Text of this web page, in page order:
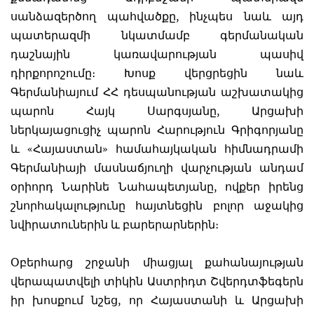
սանձազերծող պահվածքը, ինչպես նաև այդ
պատերազմի նկատմամբ գերմանական
դաշնային կառավարության պասիվ
դիրքորոշումը։ Խոսք վերցրեցին նաև
Գերմանիայում ՀՀ դեսպանության աշխատակից
պարոն Հայկ Սարգսյանը, Արցախի
ներկայացուցիչ պարոն Հարություն Գրիգորյանը
և «Հայաստան» համահայկական հիմնադրամի
Գերմանիայի մասնաճյուղի վարչության անդամ
օրիորդ Նարինե Նահապետյանը, ովքեր իրենց
շնորհակալությունը հայտնեցին բոլոր աջակից
նվիրատուներին և բարերարներին։
Օբերհարց շրջանի միացյալ քահանայության
վերապատվելի տիկին Աստրիդտ Շվերդտֆեգերն
իր խոսքում նշեց, որ Հայաստանի և Արցախի